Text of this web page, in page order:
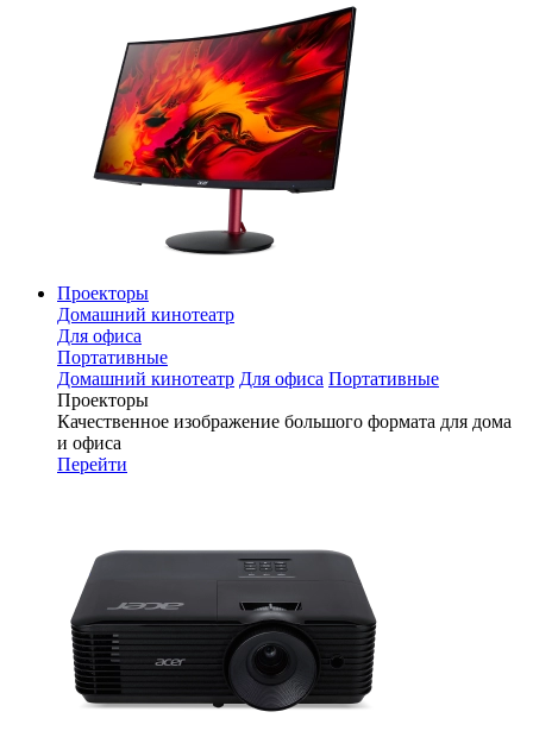
Проекторы
Домашний кинотеатр
Для офиса
Портативные
Домашний кинотеатр Для офиса Портативные
Проекторы
Качественное изображение большого формата для дома
и офиса
Перейти